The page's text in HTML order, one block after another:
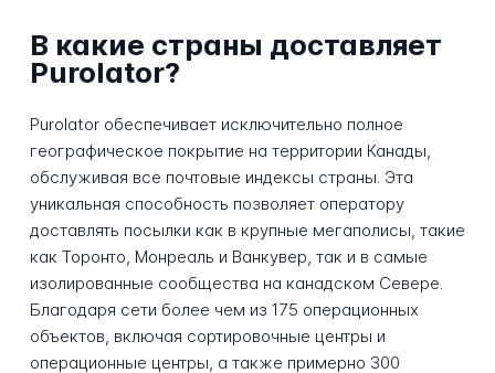
В какие страны доставляет
Purolator?
Purolator обеспечивает исключительно полное
географическое покрытие на территории Канады,
обслуживая все почтовые индексы страны. Эта
уникальная способность позволяет оператору
доставлять посылки как в крупные мегаполисы, такие
как Торонто, Монреаль и Ванкувер, так и в самые
изолированные сообщества на канадском Севере.
Благодаря сети более чем из 175 операционных
объектов, включая сортировочные центры и
операционные центры, а также примерно 300